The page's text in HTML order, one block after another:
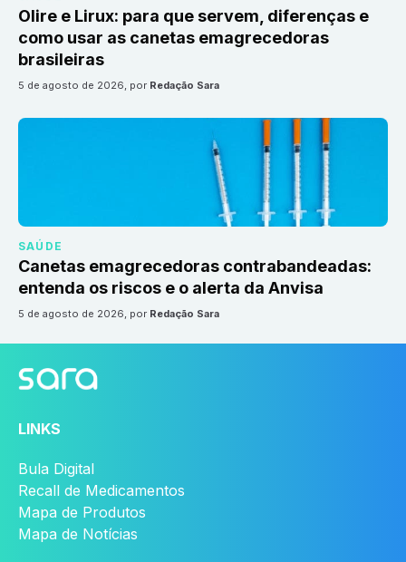
Olire e Lirux: para que servem, diferenças e
como usar as canetas emagrecedoras
brasileiras
5 de agosto de 2026, por Redação Sara
SAÚDE
Canetas emagrecedoras contrabandeadas:
entenda os riscos e o alerta da Anvisa
5 de agosto de 2026, por Redação Sara
LINKS
Bula Digital
Recall de Medicamentos
Mapa de Produtos
Mapa de Notícias